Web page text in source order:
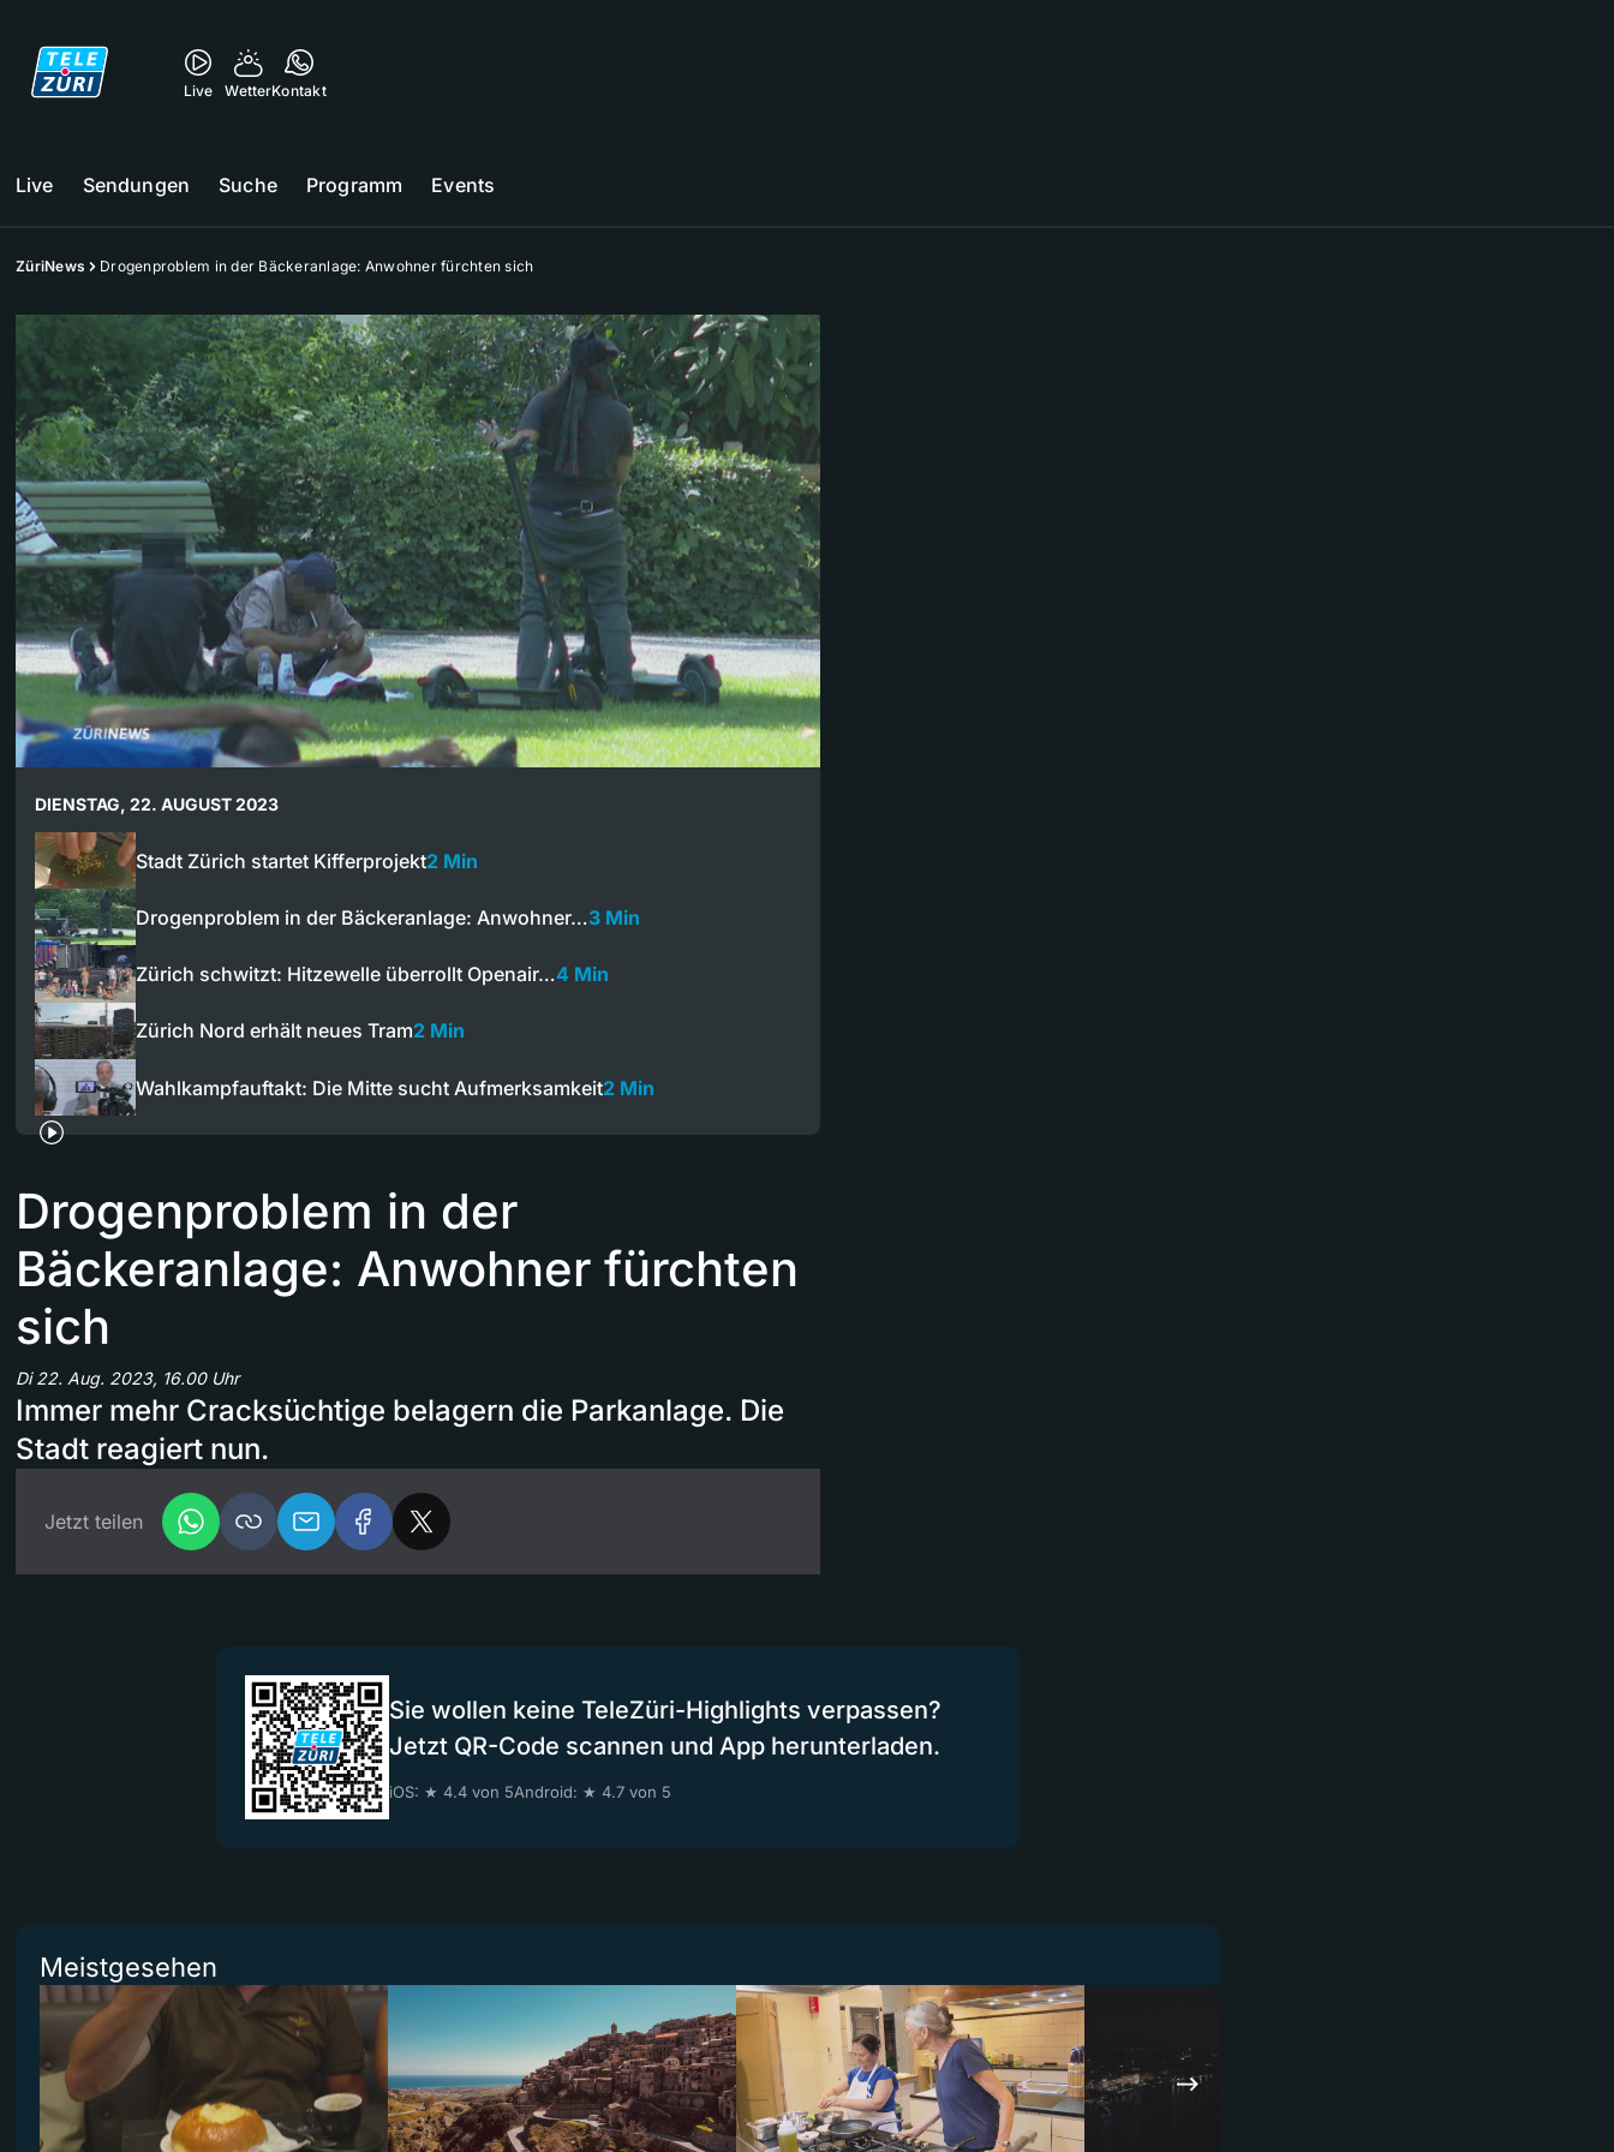
Live WetterKontakt
Live Sendungen Suche Programm Events
ZüriNews Drogenproblem in der Bäckeranlage: Anwohner fürchten sich
DIENSTAG, 22. AUGUST 2023
Stadt Zürich startet Kifferprojekt2 Min
Drogenproblem in der Bäckeranlage: Anwohner…3 Min
Zürich schwitzt: Hitzewelle überrollt Openair…4 Min
Zürich Nord erhält neues Tram2 Min
Wahlkampfauftakt: Die Mitte sucht Aufmerksamkeit2 Min
Drogenproblem in der
Bäckeranlage: Anwohner fürchten
sich
Di 22. Aug. 2023, 16.00 Uhr
Immer mehr Cracksüchtige belagern die Parkanlage. Die
Stadt reagiert nun.
Jetzt teilen
Sie wollen keine TeleZüri-Highlights verpassen?
Jetzt QR-Code scannen und App herunterladen.
iOS: ★ 4.4 von 5Android: ★ 4.7 von 5
Meistgesehen